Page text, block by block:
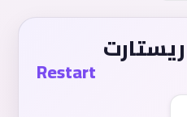
Restart